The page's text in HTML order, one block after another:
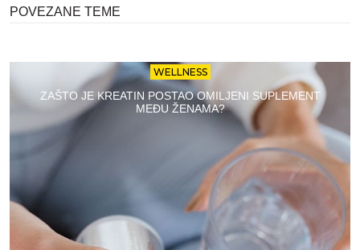
POVEZANE TEME
WELLNESS
ZAŠTO JE KREATIN POSTAO OMILJENI SUPLEMENT
MEĐU ŽENAMA?